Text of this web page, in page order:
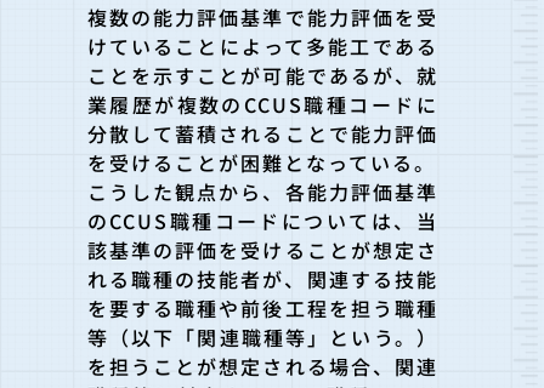
複数の能力評価基準で能力評価を受
けていることによって多能工である
ことを示すことが可能であるが、就
業履歴が複数のCCUS職種コードに
分散して蓄積されることで能力評価
を受けることが困難 となっている。
こうした観点から、各能力評価基準
のCCUS職種コードについて は、当
該基準の評価を受けることが想定さ
れる職種の技能者が、関連する技能
を要する職種や前後工程を担う職種
等（以下「関連職種等」という。）
を担うことが想定される場合、関連